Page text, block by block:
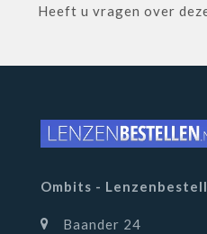
Heeft u vragen over
Ombits -
Baander 24